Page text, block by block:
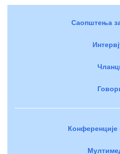
Саопштења
Конференције